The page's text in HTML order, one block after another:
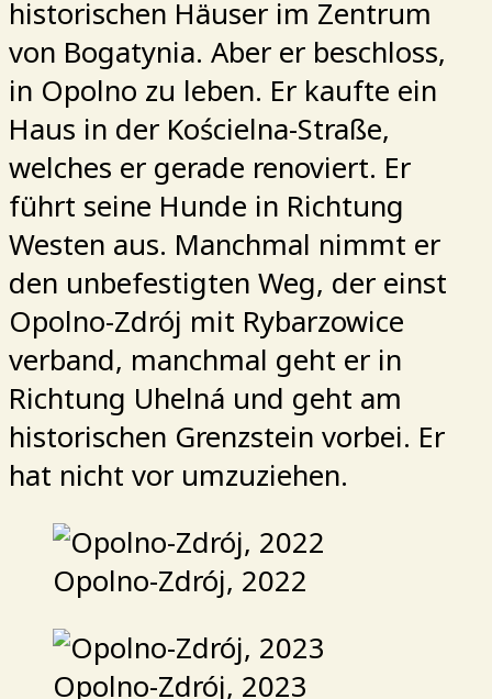
historischen Häuser im Zentrum
von Bogatynia. Aber er beschloss,
in Opolno zu leben. Er kaufte ein
Haus in der Kościelna-Straße,
welches er gerade renoviert. Er
führt seine Hunde in Richtung
Westen aus. Manchmal nimmt er
den unbefestigten Weg, der einst
Opolno-Zdrój mit Rybarzowice
verband, manchmal geht er in
Richtung Uhelná und geht am
historischen Grenzstein vorbei. Er
hat nicht vor umzuziehen.
Opolno-Zdrój, 2022
Opolno-Zdrój, 2023